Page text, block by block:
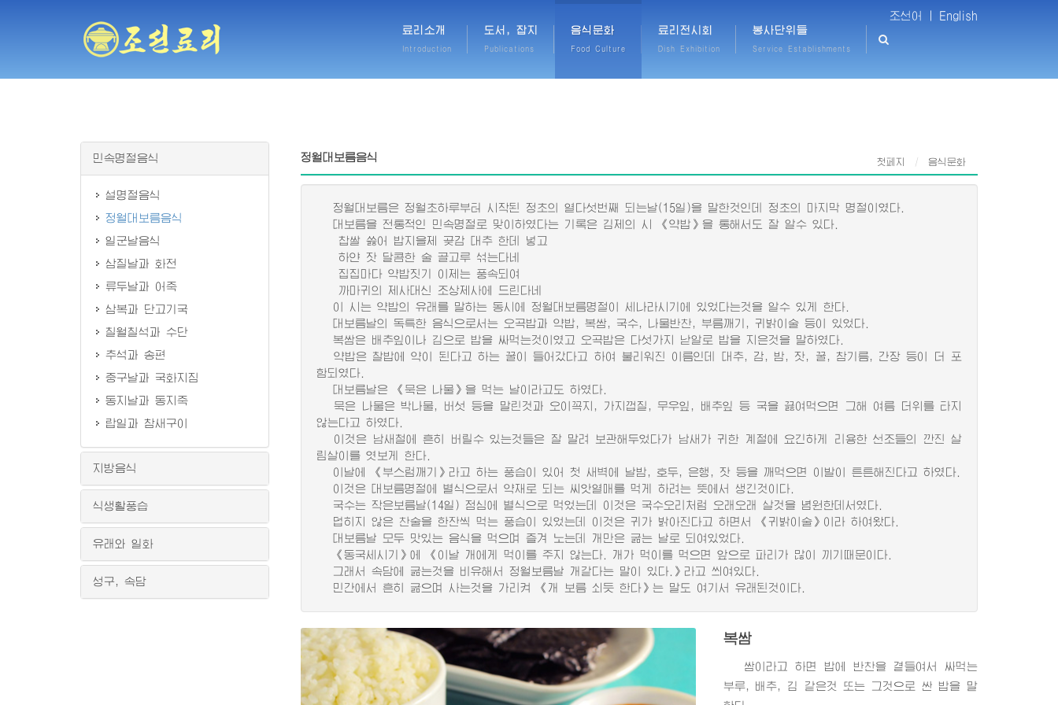
조선어 | English
료리소개
Introduction
도서, 잡지
Publications
음식문화
Food Culture
료리전시회
Dish Exhibition
봉사단위들
Service Establishments
정월대보름음식 첫페지 음식문화
정월대보름은 정월초하루부터 시작된 정초의 열다섯번째 되는날(15일)을 말한것인데 정초의 마지막 명절이였다.
대보름을 전통적인 민속명절로 맞이하였다는 기록은 김제의 시 《약밥》을 통해서도 잘 알수 있다.
찹쌀 쓿어 밥지을제 곶감 대추 한데 넣고
하얀 잣 달콤한 술 골고루 섞는다네
집집마다 약밥짓기 이제는 풍속되여
까마귀의 제사대신 조상제사에 드린다네
이 시는 약밥의 유래를 말하는 동시에 정월대보름명절이 세나라시기에 있었다는것을 알수 있게 한다.
대보름날의 독특한 음식으로서는 오곡밥과 약밥, 복쌈, 국수, 나물반찬, 부름깨기, 귀밝이술 등이 있었다.
복쌈은 배추잎이나 김으로 밥을 싸먹는것이였고 오곡밥은 다섯가지 낟알로 밥을 지은것을 말하였다.
약밥은 찰밥에 약이 된다고 하는 꿀이 들어갔다고 하여 불리워진 이름인데 대추, 감, 밤, 잣, 꿀, 참기름, 간장 등이 더 포
함되였다.
대보름날은 《묵은 나물》을 먹는 날이라고도 하였다.
묵은 나물은 박나물, 버섯 등을 말린것과 오이꼭지, 가지껍질, 무우잎, 배추잎 등 국을 끓여먹으면 그해 여름 더위를 타지
않는다고 하였다.
이것은 남새철에 흔히 버릴수 있는것들은 잘 말려 보관해두었다가 남새가 귀한 계절에 요긴하게 리용한 선조들의 깐진 살
림살이를 엿보게 한다.
이날에 《부스럼깨기》라고 하는 풍습이 있어 첫 새벽에 날밤, 호두, 은행, 잣 등을 깨먹으면 이발이 튼튼해진다고 하였다.
이것은 대보름명절에 별식으로서 약재로 되는 씨앗열매를 먹게 하려는 뜻에서 생긴것이다.
국수는 작은보름날(14일) 점심에 별식으로 먹었는데 이것은 국수오리처럼 오래오래 살것을 념원한데서였다.
덥히지 않은 찬술을 한잔씩 먹는 풍습이 있었는데 이것은 귀가 밝아진다고 하면서 《귀밝이술》이라 하여왔다.
대보름날 모두 맛있는 음식을 먹으며 즐겨 노는데 개만은 굶는 날로 되여있었다.
《동국세시기》에 《이날 개에게 먹이를 주지 않는다. 개가 먹이를 먹으면 앞으로 파리가 많이 끼기때문이다.
그래서 속담에 굶는것을 비유해서 정월보름날 개같다는 말이 있다.》라고 씌여있다.
민간에서 흔히 굶으며 사는것을 가리켜 《개 보름 쇠듯 한다》는 말도 여기서 유래된것이다.
복쌈
쌈이라고 하면 밥에 반찬을 곁들여서 싸먹는
부루, 배추, 김 같은것 또는 그것으로 싼 밥을 말
민속명절음식
설명절음식
정월대보름음식
일군날음식
삼질날과 화전
류두날과 어죽
삼복과 단고기국
칠월칠석과 수단
추석과 송편
중구날과 국화지짐
동지날과 동지죽
랍일과 참새구이
지방음식
식생활풍습
유래와 일화
성구, 속담